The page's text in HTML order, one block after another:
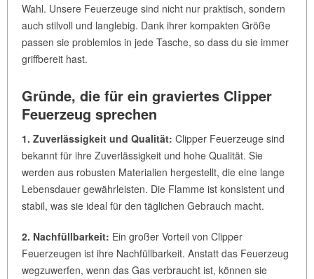
Wahl. Unsere Feuerzeuge sind nicht nur praktisch, sondern
auch stilvoll und langlebig. Dank ihrer kompakten Größe
passen sie problemlos in jede Tasche, so dass du sie immer
griffbereit hast.
Gründe, die für ein graviertes Clipper
Feuerzeug sprechen
1. Zuverlässigkeit und Qualität: Clipper Feuerzeuge sind
bekannt für ihre Zuverlässigkeit und hohe Qualität. Sie
werden aus robusten Materialien hergestellt, die eine lange
Lebensdauer gewährleisten. Die Flamme ist konsistent und
stabil, was sie ideal für den täglichen Gebrauch macht.
2. Nachfüllbarkeit: Ein großer Vorteil von Clipper
Feuerzeugen ist ihre Nachfüllbarkeit. Anstatt das Feuerzeug
wegzuwerfen, wenn das Gas verbraucht ist, können sie